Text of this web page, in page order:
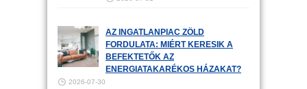
AZ INGATLANPIAC ZÖLD
FORDULATA: MIÉRT KERESIK A
BEFEKTETŐK AZ
ENERGIATAKARÉKOS HÁZAKAT?
2026-07-30